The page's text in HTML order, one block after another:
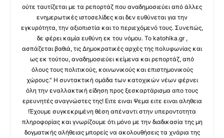
ούτε ταυτίζεται με τα ρεπορτάζ που αναδημοσιεύει από άλλες
ενημερωτικές ιστοσελίδες και δεν ευθύνεται για την
εγκυρότητα, την αξιοπιστία και το περιεχόμενό τους. Συνεπώς,
δε φέρει καμία ευθύνη εκ του νόμου. Το katohika.gr ,
ασπάζεται βαθιά, τις Δημοκρατικές αρχές της πολυφωνίας και
ως εκ τούτου, αναδημοσιεύει κείμενα και ρεπορτάζ, από
όλους τους πολιτικούς, κοινωνικούς και επιστημονικούς
χώρους." Η συντακτική ομάδα των κατοχικών νέων φέρνει
όλη την εναλλακτική είδηση προς ξεσκαρτάρισμα απο τους
ερευνητές αναγνώστες της! Ειτε ειναι Ψεμα ειτε ειναι αληθεια
!Έχουμε συγκεκριμένη θέση απέναντι στην υπεροντοτητα
πληροφορίας και γνωρίζουμε ότι μόνο με την διαδικασία της μη
δογματικής αλήθειας μπορείς να ακολουθήσεις τα χνάρια της